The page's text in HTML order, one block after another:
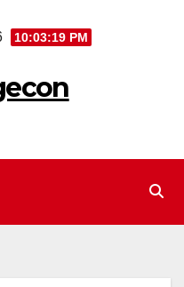
10:03:20 PM